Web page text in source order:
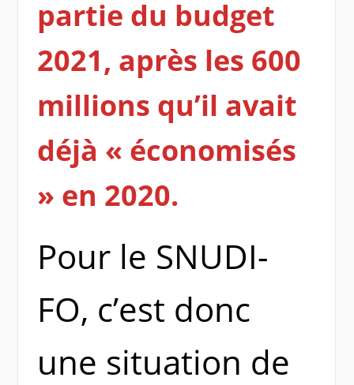
partie du budget
2021, après les 600
millions qu’il avait
déjà « économisés
» en 2020.
Pour le SNUDI-
FO, c’est donc
une situation de